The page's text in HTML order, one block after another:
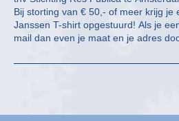
Bij storting van € 50,- of meer krijg je
Janssen T-shirt opgestuurd! Als je
mail dan even je maat en je adres